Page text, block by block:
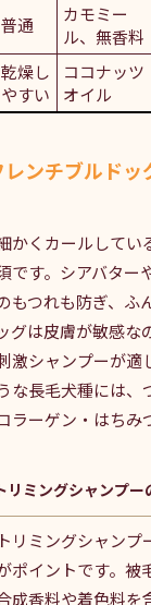
普通
カモミー
ル、無香料
乾燥し
やすい
ココナッツ
オイル
ンチブルドッ
かくカールしてい
です。シアバター
もつれも防ぎ、ふ
グは皮膚が敏感な
激シャンプーが適
な長毛犬種には、
ラーゲン・はちみ
リミングシャンプー
リミングシャンプ
ポイントです。被
成香料や着色料を